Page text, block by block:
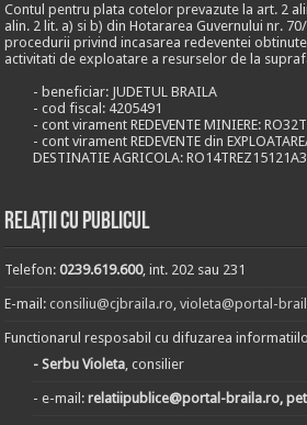
Contul pentru plata cotelor prevazute la art. 2
alin. 2 lit. a) si b) din Hotararea Guvernului nr.
procedurii privind incasarea redeventei
activitati de exploatare a resurselor de la
- beneficiar: JUDETUL BRAILA
- cod fiscal: 4205491
- cont virament REDEVENTE MINIERE:
- cont virament REDEVENTE din
DESTINATIE AGRICOLA:
Relații cu publicul
Telefon:0239.619.600, int. 202 sau 231
E-mail:consiliu@cjbraila.ro,violeta@portal-
Functionarul resposabil cu difuzarea
- Serbu Violeta, consilier
- e-mail:relatiipublice@portal-braila.ro,